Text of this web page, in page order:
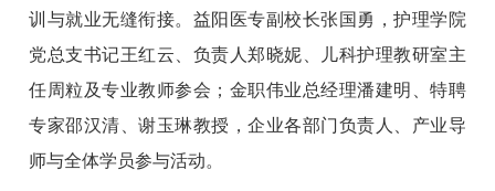
训与就业无缝衔接。益阳医专副校长张国勇，护理学院
党总支书记王红云、负责人郑晓妮、儿科护理教研室主
任周粒及专业教师参会；金职伟业总经理潘建明、特聘
专家邵汉清、谢玉琳教授，企业各部门负责人、产业导
师与全体学员参与活动。